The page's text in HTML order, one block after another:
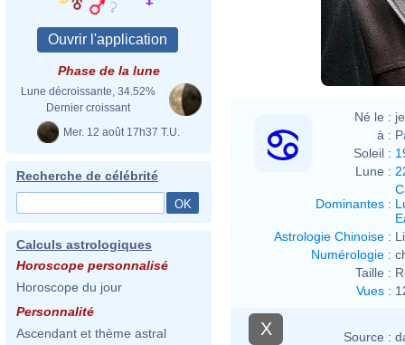
Phase de la lune
Lune décroissante, 34.52%
Dernier croissant
Mer. 12 août 17h37 T.U.
Recherche de célébrité
Calculs astrologiques
Horoscope personnalisé
Horoscope du jour
Personnalité
Ascendant et thème astral
Né le :
à :
Soleil :
Lune :
Dominantes :
Astrologie Chinoise :
Numérologie :
Taille :
Vues :
X Source :